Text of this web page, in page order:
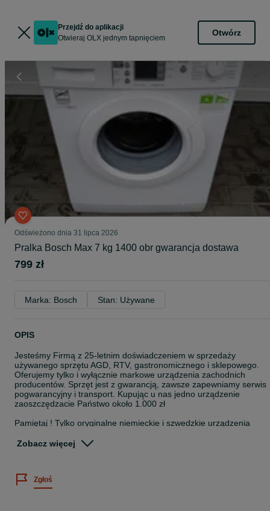
Przejdź do aplikacji
Otwieraj OLX jednym tapnięciem
Otwórz
Odświeżono dnia 31 lipca 2026
Pralka Bosch Max 7 kg 1400 obr gwarancja dostawa
799 zł
Marka: Bosch Stan: Używane
OPIS
Jesteśmy Firmą z 25-letnim doświadczeniem w sprzedaży
używanego sprzętu AGD, RTV, gastronomicznego i sklepowego.
Oferujemy tylko i wyłącznie markowe urządzenia zachodnich
producentów. Sprzęt jest z gwarancją, zawsze zapewniamy serwis
pogwarancyjny i transport. Kupując u nas jedno urządzenie
zaoszczędzacie Państwo około 1.000 zł
Pamiętaj ! Tylko oryginalne niemieckie i szwedzkie urządzenia
niemieckich i szwedzkich fabrykach są bardzo trwałe i
DOSTAWA
Zobacz więcej
Zgłoś